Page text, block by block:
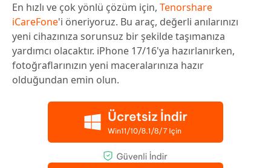
En hızlı ve çok yönlü çözüm için, Tenorshare
iCareFone'i öneriyoruz. Bu araç, değerli anılarınızı
yeni cihazınıza sorunsuz bir şekilde taşımanıza
yardımcı olacaktır. iPhone 17/16'ya hazırlanırken,
fotoğraflarınızın yeni maceralarınıza hazır
olduğundan emin olun.